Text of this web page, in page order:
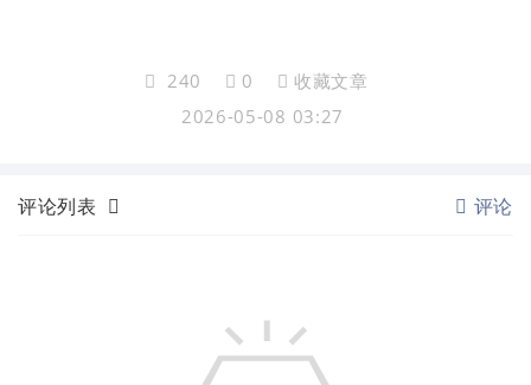
240 0
收藏文章
2026-05-08 03:27
评论列表 评论